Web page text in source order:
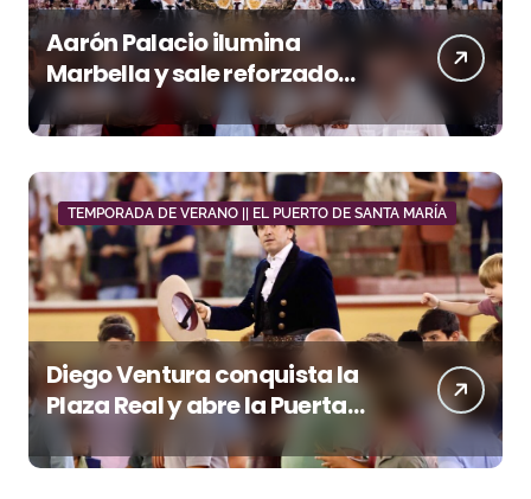
Aarón Palacio ilumina
Marbella y sale reforzado
junto a Manzanares y
Morante
TEMPORADA DE VERANO || EL PUERTO DE SANTA MARÍA
Diego Ventura conquista la
Plaza Real y abre la Puerta
Grande en El Puerto